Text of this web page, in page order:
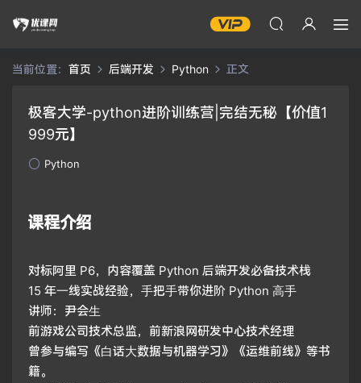
当前位置： 首页 后端开发 Python 正文
极客大学-python进阶训练营|完结无秘【价值1
999元】
Python
课程介绍
对标阿里 P6，内容覆盖 Python 后端开发必备技术栈
15 年⼀线实战经验，⼿把⼿带你进阶 Python ⾼⼿
讲师：尹会⽣
前游戏公司技术总监，前新浪网研发中心技术经理
曾参与编写《⽩话⼤数据与机器学习》《运维前线》等书
籍。